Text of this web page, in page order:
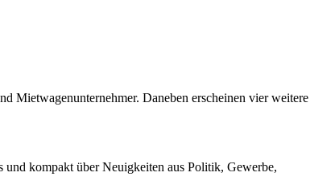
Mietwagenunternehmer. Daneben erscheinen vier weitere
und kompakt über Neuigkeiten aus Politik, Gewerbe,